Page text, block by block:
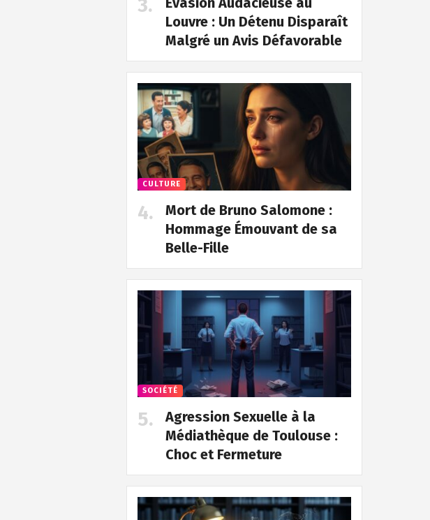
Louvre : Un Détenu Disparaît
Malgré un Avis Défavorable
CULTURE
Mort de Bruno Salomone :
Hommage Émouvant de sa
Belle-Fille
SOCIÉTÉ
Agression Sexuelle à la
Médiathèque de Toulouse :
Choc et Fermeture